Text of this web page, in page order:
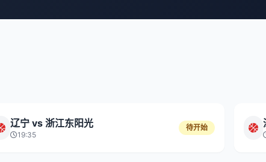
辽宁 vs 浙江东阳光
19:35
待开始